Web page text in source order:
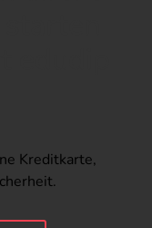
Kreditkarte,